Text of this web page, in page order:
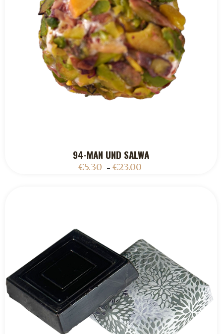
ADD TO CART
94-MAN UND SALWA
€5.30 – €23.00